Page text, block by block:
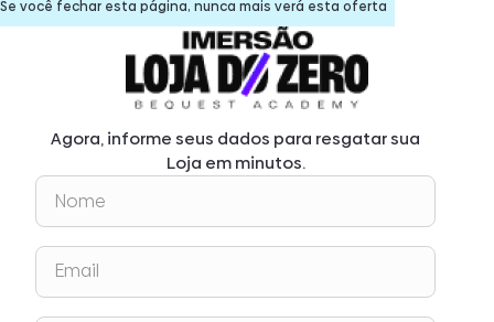
Se você fechar esta página, nunca mais verá esta oferta
Agora, informe seus dados para resgatar sua
Loja em minutos.